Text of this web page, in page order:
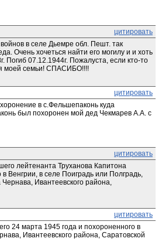
цитировать
в селе Дьемре обл. Пешт. так
Очень хочеться найти его могилу и и хоть
Погиб 07.12.1944г. Пожалуста, если кто-то
моей семьи! СПАСИБО!!!!
цитировать
в с.Фельшепаконь куда
был похоронен мой дед Чекмарев А.А. с
цитировать
лейтенанта Труханова Капитона
Венгрии, в селе Поиградь или Полградь,
Ивантеевского района,
цитировать
24 марта 1945 года и похороненного в
Ивантеевского района, Саратовской